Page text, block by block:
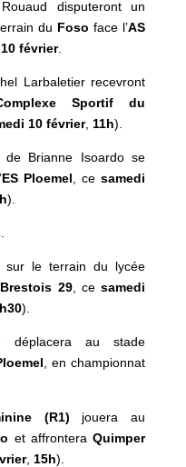
disputeront un
du Foso face l’AS
février.
Larbaletier recevront
Sportif du
10 février, 11h).
Brianne Isoardo se
ES Ploemel , cesamedi
).
.
sur le terrain du lycée
29, cesamedi
).
déplacera au stade
, en championnat
(R1) jouera au
et affronteraQuimper
, 15h).